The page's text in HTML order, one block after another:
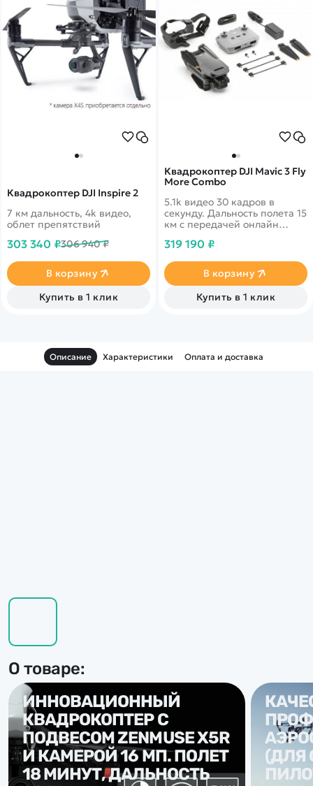
Квадрокоптер DJI Inspire 2
7 км дальность, 4k видео,
облет препятствий
303 340 ₽306 940 ₽
В корзину
Купить в 1 клик
Квадрокоптер DJI Mavic 3 Fly
More Combo
5.1k видео 30 кадров в
секунду. Дальность полета 15
км с передачей онлайн
полете. Датчики облета
направлениям
319 190 ₽
В корзину
Купить в 1 клик
Описание Характеристики Оплата и доставка
О товаре:
ИННОВАЦИОННЫЙ
КВАДРОКОПТЕР С
ПОДВЕСОМ ZENMUSE X5R
И КАМЕРОЙ 16 МП. ПОЛЕТ
18 МИНУТ, ДАЛЬНОСТЬ
(ДЛЯ